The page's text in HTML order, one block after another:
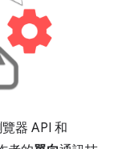
器 API 和